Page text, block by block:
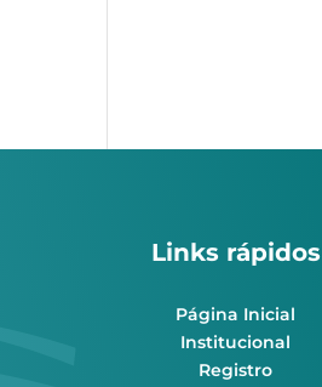
Links rápidos
Página Inicial
Institucional
Registro